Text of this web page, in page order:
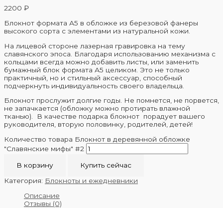
2200 ₽
Блокнот формата А5 в обложке из березовой фанеры
высокого сорта с элементами из натуральной кожи.
На лицевой стороне лазерная гравировка на тему
славянского эпоса. Благодаря использованию механизма с
кольцами всегда можно добавить листы, или заменить
бумажный блок формата А5 целиком. Это не только
практичный, но и стильный аксессуар, способный
подчеркнуть индивидуальность своего владельца.
Блокнот прослужит долгие годы. Не помнется, не порвется,
не запачкается (обложку можно протирать влажной
тканью). В качестве подарка блокнот порадует вашего
руководителя, вторую половинку, родителей, детей!
Количество товара Блокнот в деревянной обложке
"Славянские мифы" #2
В корзину
Купить сейчас
Категория: Блокноты и ежедневники
Описание
Отзывы (0)